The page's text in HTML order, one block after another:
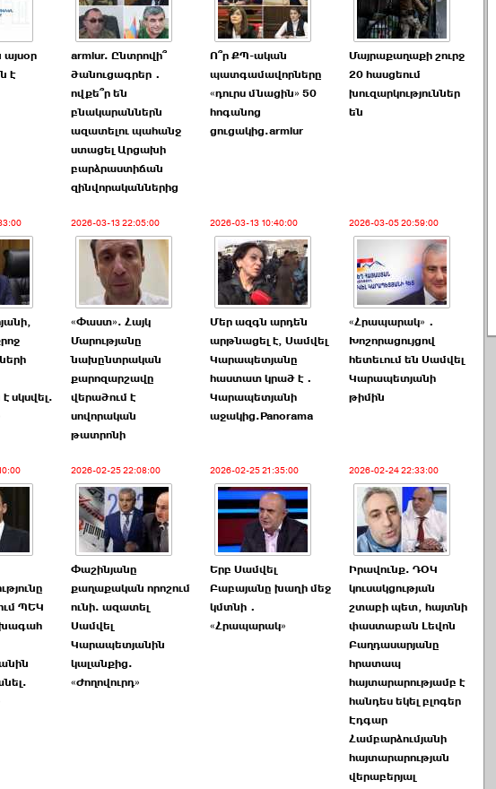
է
armlur. Ընտրովի՞
ծանուցագրեր․
ովքե՞ր են
բնակարաններն
ազատելու պահանջ
ստացել Արցախի
բարձրաստիճան
զինվորականներից
Ո՞ր ՔՊ-ական
պատգամավորները
«դուրս մնացին» 50
հոգանոց
ցուցակից.armlur
Մայրաքաղաքի շուրջ
20 հասցեում
խուզարկություններ
են
սկսվել.
2026-03-13 22:05:00
«Փաստ». Հայկ
Մարությանը
նախընտրական
քարոզարշավը
վերածում է
սովորական
թատրոնի
2026-03-13 10:40:00
Մեր ազգն արդեն
արթնացել է, Սամվել
Կարապետյանը
հաստատ կրած է․
Կարապետյանի
աջակից.Panorama
2026-03-05 20:59:00
«Հրապարակ»․
Խոշորացույցով
հետեւում են Սամվել
Կարապետյանի
թիմին
ՊԵԿ
2026-02-25 22:08:00
Փաշինյանը
քաղաքական որոշում
ունի. ազատել
Սամվել
Կարապետյանին
կալանքից.
«Ժողովուրդ»
2026-02-25 21:35:00
Երբ Սամվել
Բաբայանը խաղի մեջ
կմտնի․
«Հրապարակ»
2026-02-24 22:33:00
Իրավունք. ԴՕԿ
կուսակցության
շտաբի պետ, հայտնի
փաստաբան Լեվոն
Բաղդասարյանը
հրատապ
հայտարարությամբ է
հանդես եկել բլոգեր
Էդգար
Համբարձումյանի
հայտարարության
վերաբերյալ